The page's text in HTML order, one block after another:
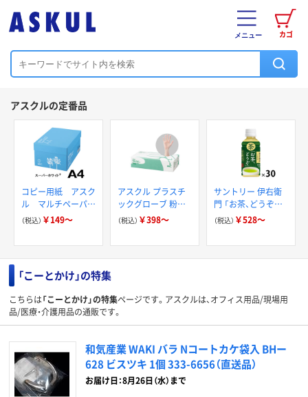
カゴ
メニュー
アスクルの定番品
コピー用紙 アスク
ル マルチペーパー
スーパーホワイト+
（税込） ￥149～
アスクル プラスチ
ックグローブ 粉な
し（パウダーフリー）
（税込） ￥398～
サントリー 伊右衛
門 「お茶、どうぞ。」
緑茶
（税込） ￥528～
「こーとかけ」の特集
こちらは「こーとかけ」の特集ページです。アスクルは、オフィス用品/現場用
品/医療・介護用品の通販です。
和気産業 WAKI バラ Nコートカケ袋入 BHー
628 ビスツキ 1個 333-6656（直送品）
お届け日：8月26日（水）まで